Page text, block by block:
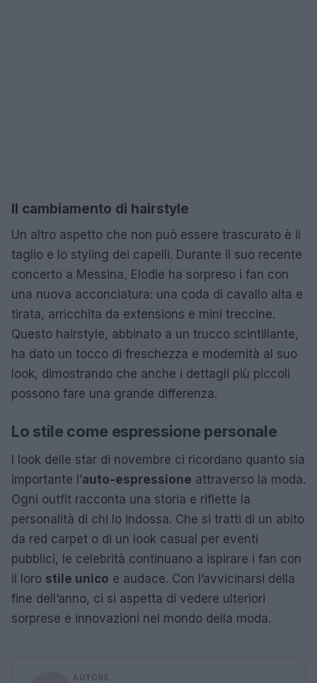
Il cambiamento di hairstyle
Un altro aspetto che non può essere trascurato è il
taglio e lo styling dei capelli. Durante il suo recente
concerto a Messina, Elodie ha sorpreso i fan con
una nuova acconciatura: una coda di cavallo alta e
tirata, arricchita da extensions e mini treccine.
Questo hairstyle, abbinato a un trucco scintillante,
ha dato un tocco di freschezza e modernità al suo
look, dimostrando che anche i dettagli più piccoli
possono fare una grande differenza.
Lo stile come espressione personale
I look delle star di novembre ci ricordano quanto sia
importante l’auto-espressione attraverso la moda.
Ogni outfit racconta una storia e riflette la
personalità di chi lo indossa. Che si tratti di un abito
da red carpet o di un look casual per eventi
pubblici, le celebrità continuano a ispirare i fan con
il loro stile unico e audace. Con l’avvicinarsi della
fine dell’anno, ci si aspetta di vedere ulteriori
sorprese e innovazioni nel mondo della moda.
AUTORE